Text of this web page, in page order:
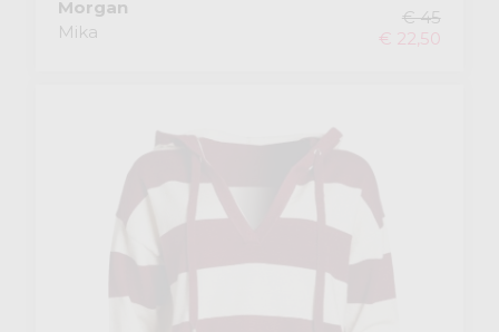
Morgan
Mika
€ 45
€ 22,50